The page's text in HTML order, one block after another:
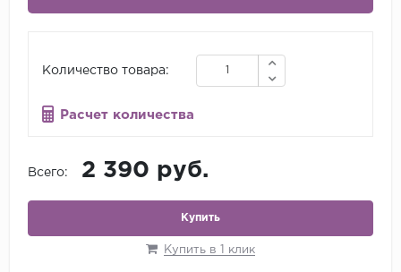
Количество товара:
Расчет количества
Всего: 2 390 руб.
Купить
Купить в 1 клик